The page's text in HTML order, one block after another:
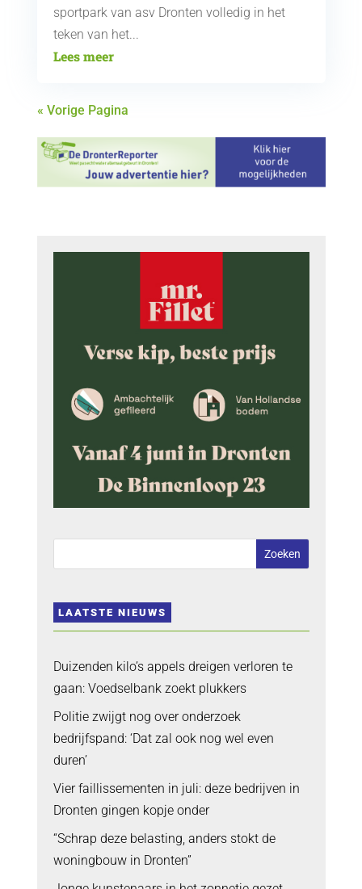
sportpark van asv Dronten volledig in het
teken van het...
Lees meer
« Vorige Pagina
LAATSTE NIEUWS
Duizenden kilo’s appels dreigen verloren te
gaan: Voedselbank zoekt plukkers
Politie zwijgt nog over onderzoek
bedrijfspand: ‘Dat zal ook nog wel even
duren’
Vier faillissementen in juli: deze bedrijven in
Dronten gingen kopje onder
“Schrap deze belasting, anders stokt de
woningbouw in Dronten”